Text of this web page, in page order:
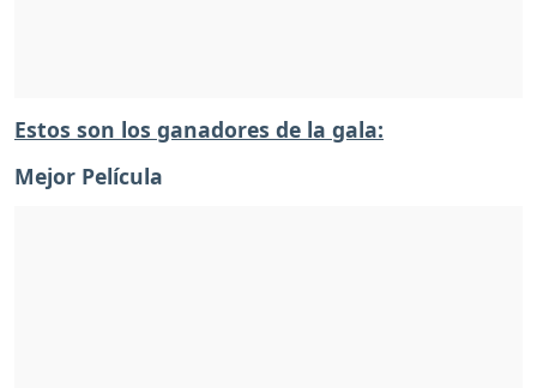
Estos son los ganadores de la gala:
Mejor Película